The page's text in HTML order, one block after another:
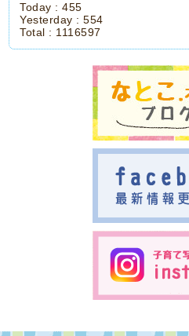
Today :455
Yesterday :554
Total : 1116597